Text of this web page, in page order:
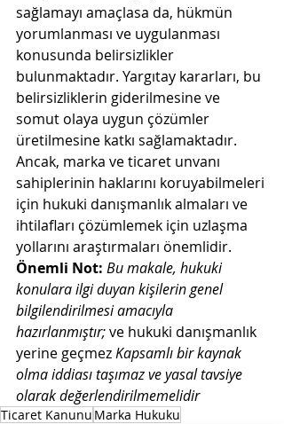
sağlamayı amaçlasa da, hükmün
yorumlanması ve uygulanması
konusunda belirsizlikler
bulunmaktadır. Yargıtay kararları, bu
belirsizliklerin giderilmesine ve
somut olaya uygun çözümler
üretilmesine katkı sağlamaktadır.
Ancak, marka ve ticaret unvanı
sahiplerinin haklarını koruyabilmeleri
için hukuki danışmanlık almaları ve
ihtilafları çözümlemek için uzlaşma
yollarını araştırmaları önemlidir.
Önemli Not: Bu makale, hukuki
konulara ilgi duyan kişilerin genel
bilgilendirilmesi amacıyla
hazırlanmıştır; ve hukuki danışmanlık
yerine geçmez Kapsamlı bir kaynak
olma iddiası taşımaz ve yasal tavsiye
olarak değerlendirilmemelidir
Ticaret Kanunu Marka Hukuku